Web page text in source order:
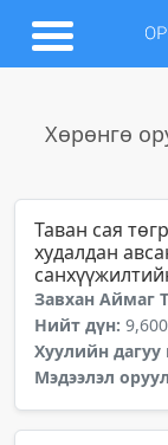
Хөрөнгө
Таван сая
худалдан
Завхан Аймаг
Нийт дүн:
Хуулийн дагуу
Мэдээлэл